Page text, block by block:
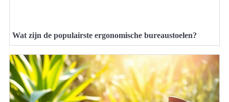
Wat zijn de populairste ergonomische bureaustoelen?